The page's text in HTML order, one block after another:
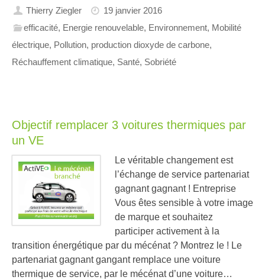
Thierry Ziegler
19 janvier 2016
efficacité, Energie renouvelable, Environnement, Mobilité
électrique, Pollution, production dioxyde de carbone,
Réchauffement climatique, Santé, Sobriété
Objectif remplacer 3 voitures thermiques par
un VE
Le véritable changement est
l’échange de service partenariat
gagnant gagnant ! Entreprise
Vous êtes sensible à votre image
de marque et souhaitez
participer activement à la
transition énergétique par du mécénat ? Montrez le ! Le
partenariat gagnant gangant remplace une voiture
thermique de service, par le mécénat d’une voiture…